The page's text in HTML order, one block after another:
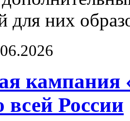
них
кампания
России